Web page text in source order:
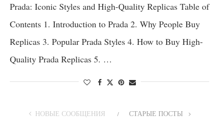
Prada: Iconic Styles and High-Quality Replicas Table of
Contents 1. Introduction to Prada 2. Why People Buy
Replicas 3. Popular Prada Styles 4. How to Buy High-
Quality Prada Replicas 5. …
НОВЫЕ СООБЩЕНИЯ СТАРЫЕ ПОСТЫ